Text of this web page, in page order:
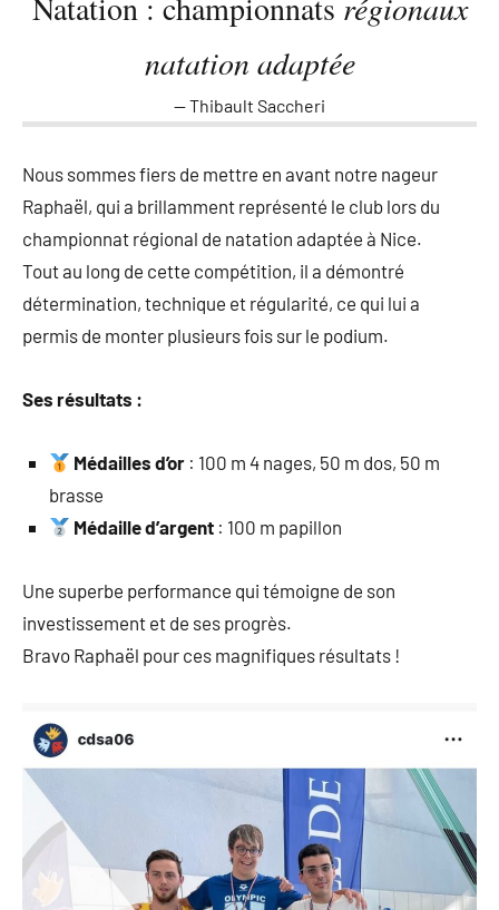
natation adaptée
Thibault Saccheri
Nous sommes fiers de mettre en avant notre nageur
Raphaël, qui a brillamment représenté le club lors du
championnat régional de natation adaptée à Nice.
Tout au long de cette compétition, il a démontré
détermination, technique et régularité, ce qui lui a
permis de monter plusieurs fois sur le podium.
Ses résultats :
Médailles d’or : 100 m 4 nages, 50 m dos, 50 m
brasse
Médaille d’argent : 100 m papillon
Une superbe performance qui témoigne de son
investissement et de ses progrès.
Bravo Raphaël pour ces magnifiques résultats !